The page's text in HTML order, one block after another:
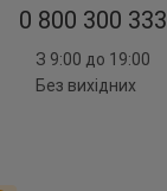
0 800 300 333
З 9:00 до 19:00
Без вихідних